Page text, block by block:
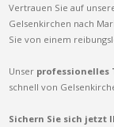
Vertrauen Sie auf
Gelsenkirchen nach
Sie von einem
Unser professionelles
schnell von
Sichern Sie sich jetzt